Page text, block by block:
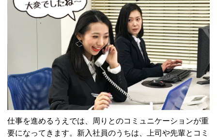
仕事を進めるうえでは、周りとのコミュニケーションが重
要になってきます。新入社員のうちは、上司や先輩とコミ